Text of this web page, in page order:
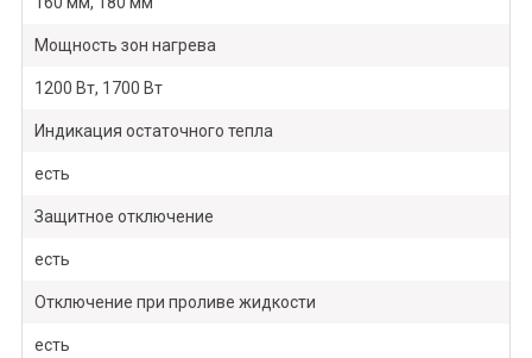
Мощность зон нагрева
1200 Вт, 1700 Вт
Индикация остаточного тепла
есть
Защитное отключение
есть
Отключение при проливе жидкости
есть